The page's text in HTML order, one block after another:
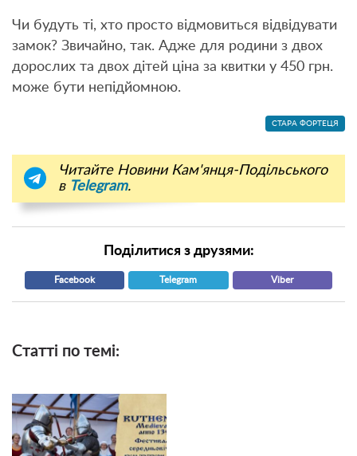
Чи будуть ті, хто просто відмовиться відвідувати
замок? Звичайно, так. Адже для родини з двох
дорослих та двох дітей ціна за квитки у 450 грн.
може бути непідйомною.
СТАРА ФОРТЕЦЯ
Читайте Новини Кам'янця-Подільського
в Telegram.
Поділитися з друзями:
Facebook Telegram Viber
Статті по темі: